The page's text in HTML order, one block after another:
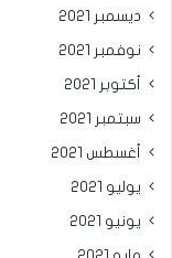
ديسمبر 2021
نوفمبر 2021
أكتوبر 2021
سبتمبر 2021
أغسطس 2021
يوليو 2021
يونيو 2021